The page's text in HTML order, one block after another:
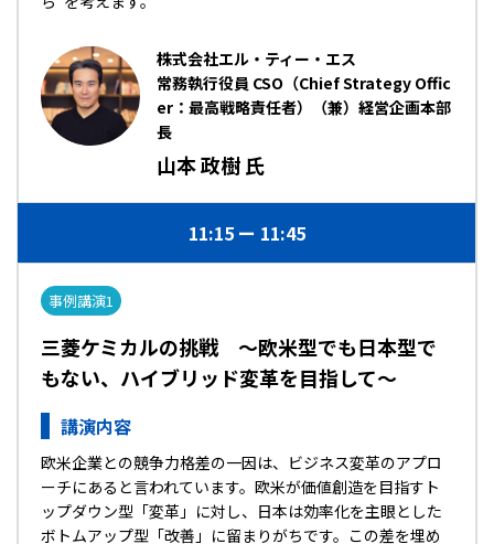
株式会社エル・ティー・エス
常務執行役員 CSO（Chief Strategy Offic
er：最高戦略責任者）（兼）経営企画本部
長
山本 政樹 氏
11:15 11:45
事例講演1
三菱ケミカルの挑戦 ～欧米型でも日本型で
もない、ハイブリッド変革を目指して～
講演内容
欧米企業との競争力格差の一因は、ビジネス変革のアプロ
ーチにあると言われています。欧米が価値創造を目指すト
ップダウン型「変革」に対し、日本は効率化を主眼とした
ボトムアップ型「改善」に留まりがちです。この差を埋め